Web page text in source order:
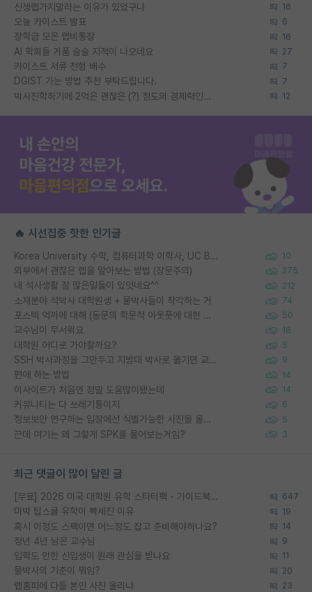
신생랩가지말라는 이유가 있었구나 16
오늘 카이스트 발표 6
장학금 모은 랩비통장 16
AI 학회들 거품 슬슬 지적이 나오네요 27
카이스트 서류 전형 배수 7
DGIST 가는 방법 추천 부탁드립니다. 7
박사진학하기에 2억은 괜찮은 (?) 정도의 경제력인가요 12
🔥 시선집중 핫한 인기글
Korea University 수학, 컴퓨터과학 이학사, UC Berkeley 산업공학 대학원 공학박사가 되는 것은 쉽지 않겠죠? 10
외부에서 괜찮은 랩을 알아보는 방법 (장문주의) 275
내 석사생활 참 많은일들이 있엇네요^^ 212
소재분야 석박사 대학원생 + 물박사들이 착각하는 거 74
포스텍 억까에 대해 (동문의 학문적 아웃풋에 대한 반박) 50
교수님이 무서워요 16
대학원 어디로 가야할까요? 5
SSH 박사과정을 그만두고 지방대 박사로 옮기면 교수의 꿈은 끝일까요? 9
편애 하는 방법 14
이사이트가 처음엔 정말 도움많이됐는데 14
커뮤니티는 다 쓰레기통이지 6
정보보안 연구하는 입장에선 식별가능한 사진을 올리는건 비추이긴함 5
근데 여기는 왜 그렇게 SPK를 물어보는거임? 3
최근 댓글이 많이 달린 글
[무료] 2026 미국 대학원 유학 스타터팩 - 가이드북 & 합격자 컨택메일 템플릿 647
미박 탑스쿨 유학이 빡세진 이유 19
혹시 이정도 스펙이면 어느정도 잡고 준비해야하나요? 14
정년 4년 남은 교수님 9
입학도 안한 신입생이 원래 관심을 받나요 11
물박사의 기준이 뭐임? 20
랩홈피에 다들 본인 사진 올리냐 23